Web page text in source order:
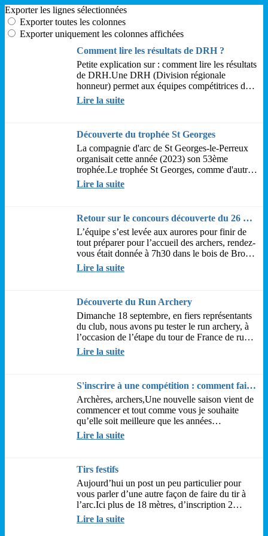
Exporter les lignes sélectionnées
Exporter toutes les colonnes
Exporter uniquement les colonnes affichées
Comment lire les résultats de DRH ?
Petite explication sur : comment lire les résultats
de DRH.Une DRH (Division régionale
honneur) permet aux équipes compétitrices de
la région de s'affronter sur 3 étapes. A la...
Lire la suite
Découverte du trophée St Georges
La compagnie d'arc de St Georges-le-Perreux
organisait cette année (2023) son 53ème
trophée.Le trophée St Georges, comme d'autres
tirs de Compagnies, se déroule sur plusieurs...
Lire la suite
Retour sur le concours découverte du 26 novembre
L’équipe s’est levée aux aurores pour finir de
tout préparer pour l’accueil des archers, rendez-
vous était donnée à 7h30 dans le bois de Brou
en pleine nuit et à la fraîche.Les...
Lire la suite
Découverte du Run Archery
Dimanche 18 septembre, en fiers représentants
du club, nous avons pu tester le run archery, à
l’occasion de l’étape du tour de France de run
archery à Veneux-les-Sablons (77)....
Lire la suite
S'inscrire à une compétition : comment faire ?
Archères, archers,Une nouvelle saison vient de
commencer et tout comme vous je souhaite
qu’elle soit meilleure que les années
précédentes.Pour l’instant les infrastructures...
Lire la suite
Tirs festifs
Aujourd’hui un post un peu particulier pour
vous parler d’une autre façon de faire du tir à
l’arc.Ici plus de 18 mètres, d’inscription 2
semaines à l’avance, de médaille (ou...
Lire la suite